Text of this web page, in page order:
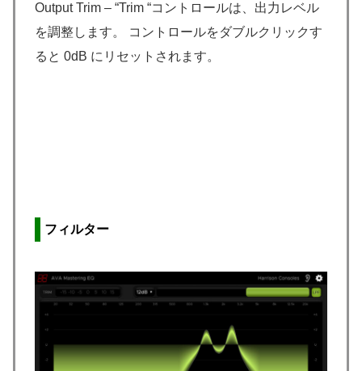
Output Trim – “Trim “コントロールは、出力レベル
を調整します。 コントロールをダブルクリックす
ると 0dB にリセットされます。
フィルター